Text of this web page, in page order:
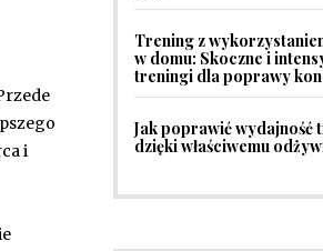
i
Trening z
w domu: Skoczne i
treningi dla poprawy
Jak poprawić wydajność
dzięki właściwemu